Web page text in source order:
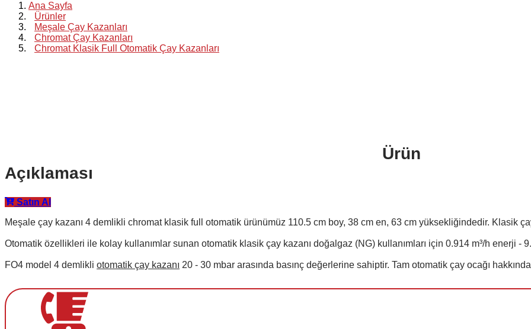
Ana Sayfa
Ürünler
Meşale Çay Kazanları
Chromat Çay Kazanları
Chromat Klasik Full Otomatik Çay Kazanları
Ürün
Açıklaması
Satın Al
Meşale çay kazanı 4 demlikli chromat klasik full otomatik ürünümüz 110.5 cm boy, 38 cm en, 63 cm yüksekliğindedir. Klasik
Otomatik özellikleri ile kolay kullanımlar sunan otomatik klasik çay kazanı doğalgaz (NG) kullanımları için 0.914 m³/h enerji
FO4 model 4 demlikli otomatik çay kazanı 20 - 30 mbar arasında basınç değerlerine sahiptir. Tam otomatik çay ocağı